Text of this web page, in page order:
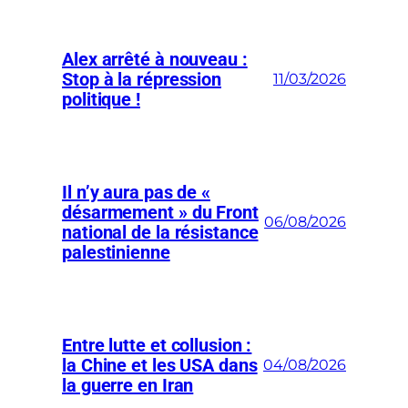
Alex arrêté à nouveau :
Stop à la répression
politique !
11/03/2026
Il n’y aura pas de «
désarmement » du Front
national de la résistance
palestinienne
06/08/2026
Entre lutte et collusion :
la Chine et les USA dans
la guerre en Iran
04/08/2026